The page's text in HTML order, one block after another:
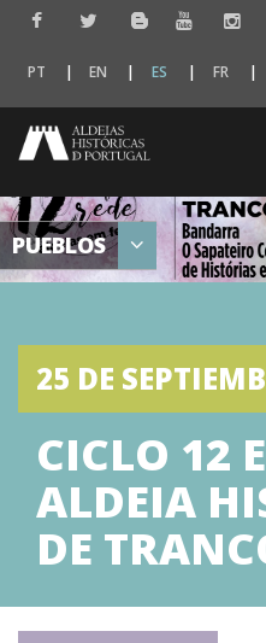
PT EN ES FR
PUEBLOS
25 DE
CICLO 12
ALDEIA
DE